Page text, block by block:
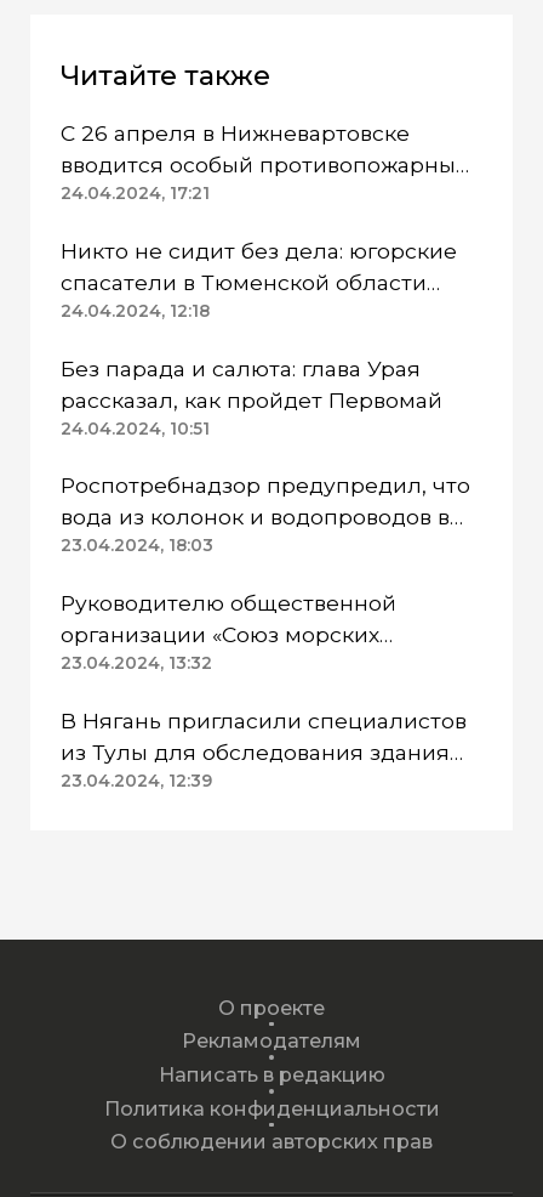
Читайте также
С 26 апреля в Нижневартовске
вводится особый противопожарный
режим
24.04.2024, 17:21
Никто не сидит без дела: югорские
спасатели в Тюменской области
работают в две смены
24.04.2024, 12:18
Без парада и салюта: глава Урая
рассказал, как пройдет Первомай
24.04.2024, 10:51
Роспотребнадзор предупредил, что
вода из колонок и водопроводов в
Казанском районе непригодна для
23.04.2024, 18:03
Руководителю общественной
организации «Союз морских
пехотинцев» Югры вынесли
23.04.2024, 13:32
В Нягань пригласили специалистов
из Тулы для обследования здания
ДК «Геолог»
23.04.2024, 12:39
О проекте
Рекламодателям
Написать в редакцию
Политика конфиденциальности
О соблюдении авторских прав